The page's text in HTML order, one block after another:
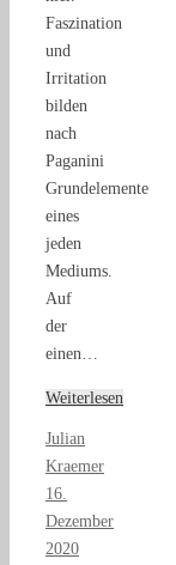
Faszination
und
Irritation
bilden
nach
Paganini
Grundelemente
eines
jeden
Mediums.
Auf
der
einen…
Weiterlesen
Julian
Kraemer
16.
Dezember
2020